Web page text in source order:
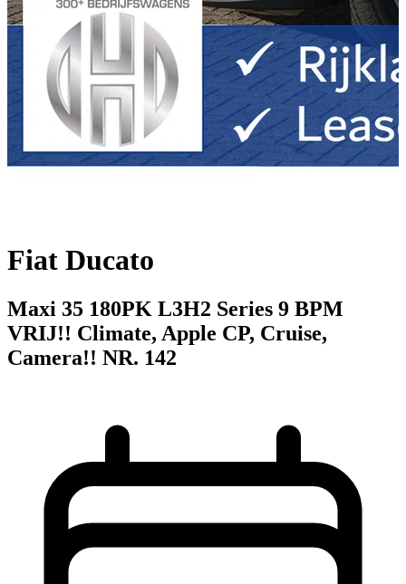
Fiat Ducato
Maxi 35 180PK L3H2 Series 9 BPM
VRIJ!! Climate, Apple CP, Cruise,
Camera!! NR. 142